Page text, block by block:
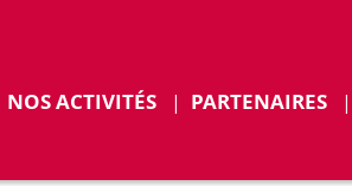
NOS ACTIVITÉS Déplier
PARTENAIRES